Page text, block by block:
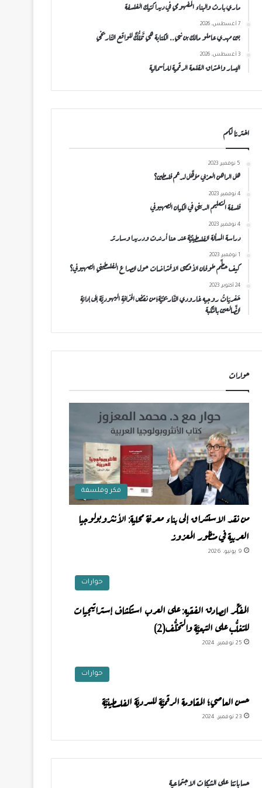
ماري بارث والبناء المفهومي في ديداكتيك الفلسفة
7 أغسطس، 2026
بين مهدي عاملو مالك بن نبي.. الكتابة هي تَمَلُّكٌ للواقع التّاريخي
3 أغسطس، 2026
اليسار واختراق القلعة الرقمية للرأسمالية
اخترنا لكم
5 نوفمبر، 2023
هل الراهن العربي مؤهَّل لدعم فلسطين؟
4 نوفمبر، 2023
فلسفة التعليم الديني في الكيان الصهيوني
4 نوفمبر، 2023
دراسة المسألة الفلسطينيَّة عند حنا أرندت ودريدا وسارتر
1 نوفمبر، 2023
كيف حطَّم طوفان الأقصى الافتراضات حول الصراع الفلسطيني الصهيوني؟
24 أكتوبر، 2023
حَفريَاتُ روجيه غارودي التَّاريخيَّة؛من نقضِ الخرافةِ اليهوديَّة إلى إدانةِ
الضَّالعين بالنَّكبة
حوارات
فكر وفلسفة
من نقد الاستشراق إلى بناء معرفة محلية: الأنثروبولوجيا
العربية في منظور المعزوز
9 يونيو، 2026
حوارات
المفكِّر الصادق الفقيه: على العرب استكشاف إستراتيجيات
للتغلُّب على التبعيَّة والتخلُّف(2)
25 نوفمبر، 2024
حوارات
حسن العاصي؛ المقاومة الرقميَّة للسرديَّة الفلسطينيَّة
23 نوفمبر، 2024
حساباتنا على الشبكات الاجتماعية